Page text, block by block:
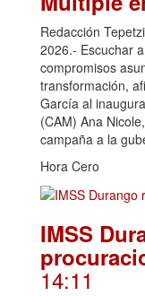
Redacción
2026.- Escuchar
compromisos
transformación,
García al
(CAM) Ana
campaña a la
Hora Cero
IMSS
14:11